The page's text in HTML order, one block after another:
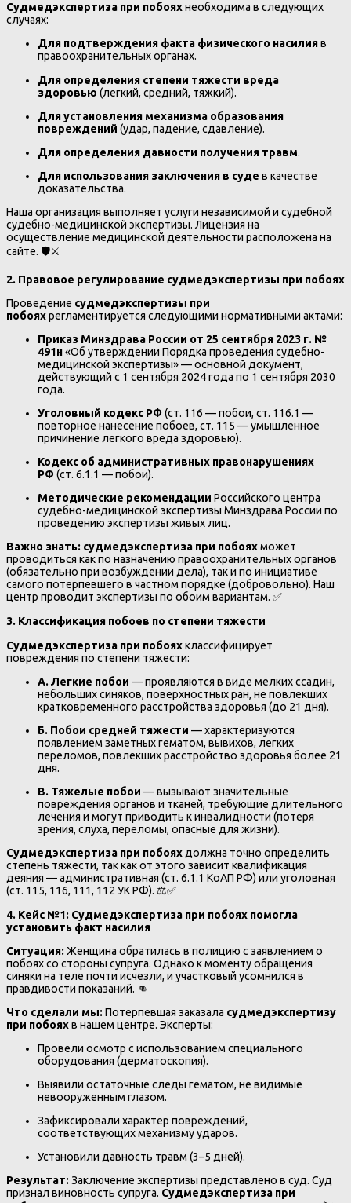
Судмедэкспертиза при побояхнеобходима в следующих
случаях:
Для подтверждения факта физического насилияв
правоохранительных органах.
Для определения степени тяжести вреда
здоровью (легкий, средний, тяжкий).
Для установления механизма образования
повреждений (удар, падение, сдавление).
Для определения давности получения травм.
Для использования заключения в суде в качестве
доказательства.
Наша организация выполняет услуги независимой и судебной
судебно-медицинской экспертизы. Лицензия на
осуществление медицинской деятельности расположена на
сайте. 🛡️⚔️
2. Правовое регулирование судмедэкспертизы при побоях
Проведение судмедэкспертизы при
побояхрегламентируется следующими нормативными актами:
Приказ Минздрава России от 25 сентября 2023 г. №
491н«Об утверждении Порядка проведения судебно-
медицинской экспертизы» — основной документ,
действующий с 1 сентября 2024 года по 1 сентября 2030
года.
Уголовный кодекс РФ (ст. 116 — побои, ст. 116.1 —
повторное нанесение побоев, ст. 115 — умышленное
причинение легкого вреда здоровью).
Кодекс об административных правонарушениях
РФ (ст. 6.1.1 — побои).
Методические рекомендации Российского центра
судебно-медицинской экспертизы Минздрава России по
проведению экспертизы живых лиц.
Важно знать: судмедэкспертиза при побояхможет
проводиться как по назначению правоохранительных органов
(обязательно при возбуждении дела), так и по инициативе
самого потерпевшего в частном порядке (добровольно). Наш
центр проводит экспертизы по обоим вариантам. ✅
3. Классификация побоев по степени тяжести
Судмедэкспертиза при побояхклассифицирует
повреждения по степени тяжести:
А. Легкие побои — проявляются в виде мелких ссадин,
небольших синяков, поверхностных ран, не повлекших
кратковременного расстройства здоровья (до 21 дня).
Б. Побои средней тяжести — характеризуются
появлением заметных гематом, вывихов, легких
переломов, повлекших расстройство здоровья более 21
дня.
В. Тяжелые побои — вызывают значительные
повреждения органов и тканей, требующие длительного
лечения и могут приводить к инвалидности (потеря
зрения, слуха, переломы, опасные для жизни).
Судмедэкспертиза при побоях должна точно определить
степень тяжести, так как от этого зависит квалификация
деяния — административная (ст. 6.1.1 КоАП РФ) или уголовная
(ст. 115, 116, 111, 112 УК РФ). ⚖️✅
4. Кейс №1: Судмедэкспертиза при побоях помогла
установить факт насилия
Ситуация:Женщина обратилась в полицию с заявлением о
побоях со стороны супруга. Однако к моменту обращения
синяки на теле почти исчезли, и участковый усомнился в
правдивости показаний. 👊
Что сделали мы:Потерпевшая заказала судмедэкспертизу
при побояхв нашем центре. Эксперты:
Провели осмотр с использованием специального
оборудования (дерматоскопия).
Выявили остаточные следы гематом, не видимые
невооруженным глазом.
Зафиксировали характер повреждений,
соответствующих механизму ударов.
Установили давность травм (3–5 дней).
Результат:Заключение экспертизы представлено в суд. Суд
признал виновность супруга. Судмедэкспертиза при